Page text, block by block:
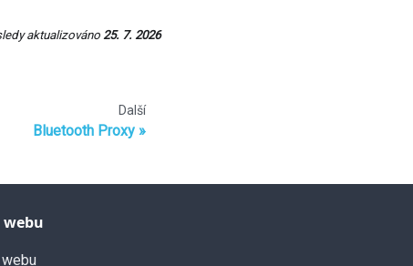
aktualizováno 25. 7. 2026
Další
Bluetooth Proxy
webu
webu